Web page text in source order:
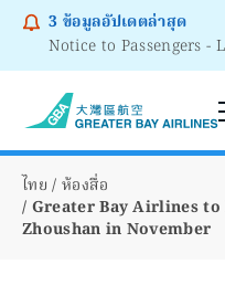
3 ข้อมูลอัปเดตล่าสุด
ไทย
ห้องสื่อ
Greater Bay Airlines
Zhoushan in November